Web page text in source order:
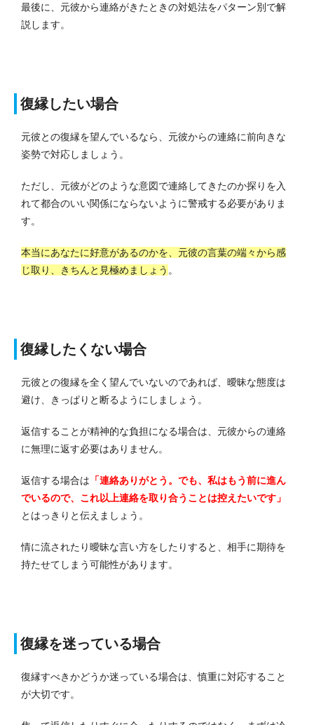
最後に、元彼から連絡がきたときの対処法をパターン別で解
説します。
復縁したい場合
元彼との復縁を望んでいるなら、元彼からの連絡に前向きな
姿勢で対応しましょう。
ただし、元彼がどのような意図で連絡してきたのか探りを入
れて都合のいい関係にならないように警戒する必要がありま
す。
本当にあなたに好意があるのかを、元彼の言葉の端々から感
じ取り、きちんと見極めましょう 。
復縁したくない場合
元彼との復縁を全く望んでいないのであれば、曖昧な態度は
避け、きっぱりと断るようにしましょう。
返信することが精神的な負担になる場合は、元彼からの連絡
に無理に返す必要はありません。
返信する場合は 「連絡ありがとう。でも、私はもう前に進ん
でいるので、これ以上連絡を取り合うことは控えたいです」
とはっきりと伝えましょう。
情に流されたり曖昧な言い方をしたりすると、相手に期待を
持たせてしまう可能性があります。
復縁を迷っている場合
復縁すべきかどうか迷っている場合は、慎重に対応すること
が大切です。